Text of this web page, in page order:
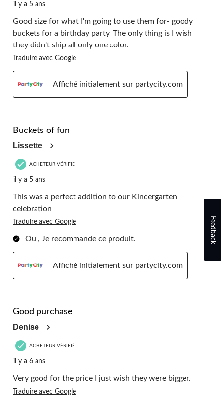
il y a 5 ans
Good size for what I'm going to use them for- goody
buckets for a birthday party. The only thing is I wish
they didn't ship all only one color.
Traduire avec Google
Affiché initialement sur partycity.com
Buckets of fun
Lissette
ACHETEUR VÉRIFIÉ
il y a 5 ans
This was a perfect addition to our Kindergarten
celebration
Traduire avec Google
Oui, Je recommande ce produit.
Affiché initialement sur partycity.com
Good purchase
Denise
ACHETEUR VÉRIFIÉ
il y a 6 ans
Very good for the price I just wish they were bigger.
Traduire avec Google
Feedback